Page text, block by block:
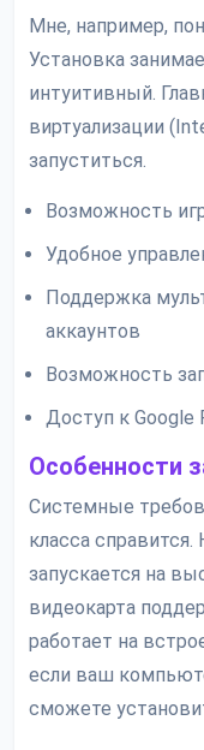
Мне, например,
Установка
интуитивный.
виртуализации
запуститься.
Возможность
Удобное
Поддержка
аккаунтов
Возможность
Доступ к Google
Особенности
Системные
класса
запускается на
видеокарта
работает на
если ваш
сможете